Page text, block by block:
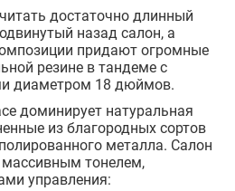
достаточно длинный
назад салон, а
придают огромные
резине в тандеме с
диаметром 18 дюймов.
доминирует натуральная
из благородных сортов
металла. Салон
массивным тонелем,
управления: